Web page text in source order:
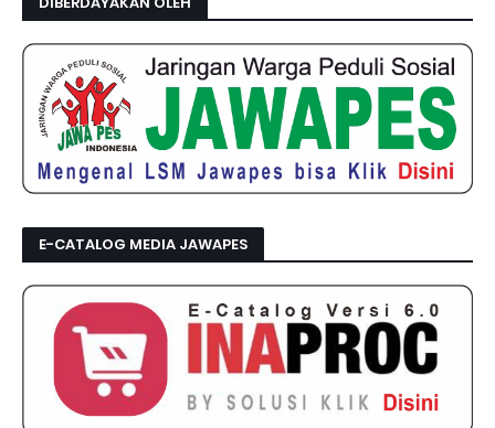
E-CATALOG MEDIA JAWAPES